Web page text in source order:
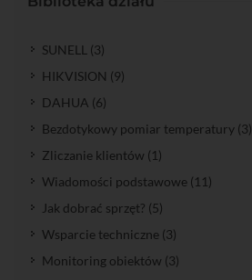
SUNELL (3)
HIKVISION (9)
DAHUA (6)
Bezdotykowy pomiar temperatury (3)
Zliczanie klientów (1)
Wiadomości podstawowe (11)
Jak dobrać sprzęt? (5)
Wsparcie techniczne (3)
Monitoring obiektów (3)